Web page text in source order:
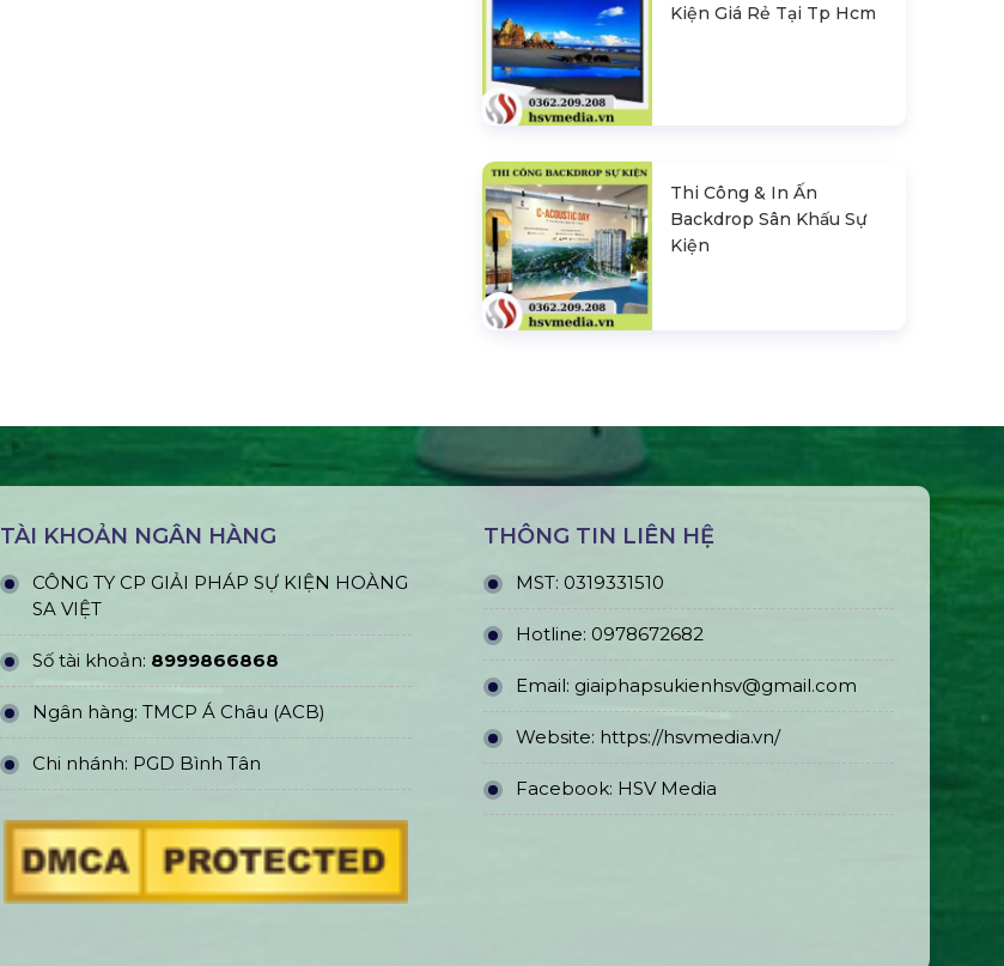
Kiện Giá Rẻ Tại Tp Hcm
Thi Công & In Ấn
Backdrop Sân Khấu Sự
Kiện
TÀI KHOẢN NGÂN HÀNG
CÔNG TY CP GIẢI PHÁP SỰ KIỆN HOÀNG
SA VIỆT
Số tài khoản: 8999866868
Ngân hàng: TMCP Á Châu (ACB)
Chi nhánh: PGD Bình Tân
THÔNG TIN LIÊN HỆ
MST: 0319331510
Hotline: 0978672682
Email: giaiphapsukienhsv@gmail.com
Website: https://hsvmedia.vn/
Facebook: HSV Media